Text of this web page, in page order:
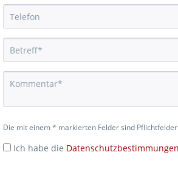
Die mit einem * markierten Felder sind
Ich habe die Datenschutzbestimmungen